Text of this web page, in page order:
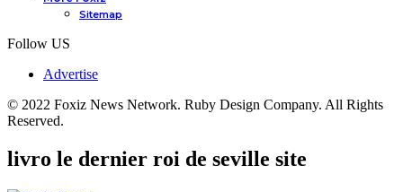
Sitemap
Follow US
Advertise
© 2022 Foxiz News Network. Ruby Design Company. All Rights
Reserved.
livro le dernier roi de seville site